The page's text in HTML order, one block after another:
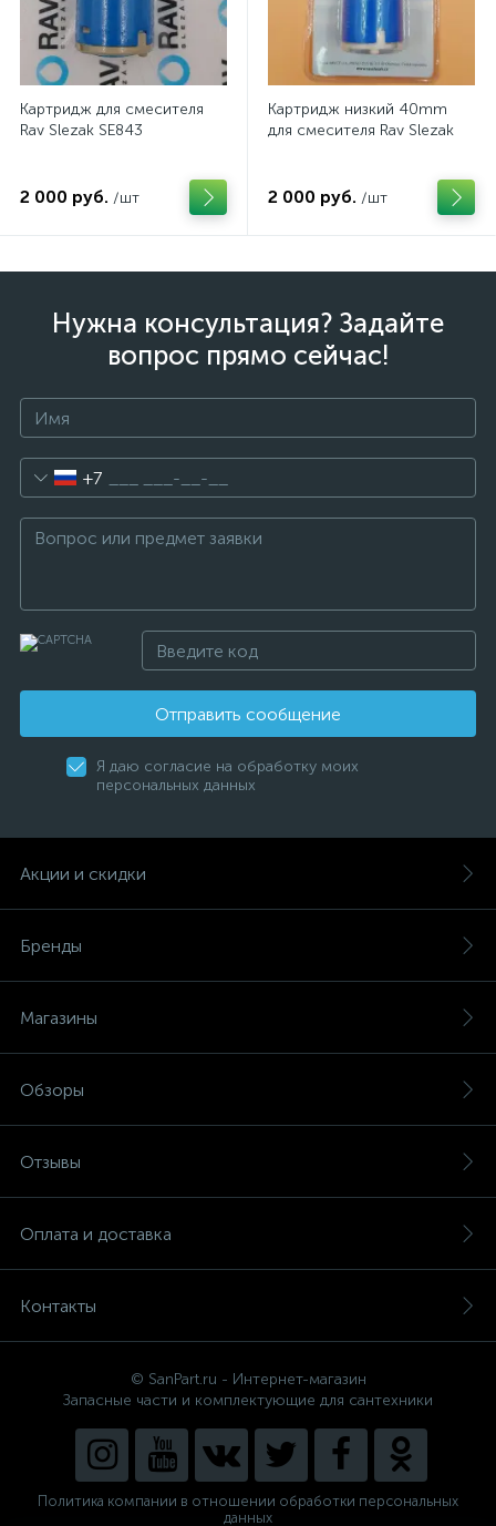
Картридж для смесителя
Rav Slezak SE843
2 000 руб. /шт
Картридж низкий 40mm
для смесителя Rav Slezak
2 000 руб. /шт
Нужна консультация? Задайте
вопрос прямо сейчас!
+7
Отправить сообщение
Я даю согласие на обработку моих
персональных данных
Акции и скидки
Бренды
Магазины
Обзоры
Отзывы
Оплата и доставка
Контакты
© SanPart.ru - Интернет-магазин
Запасные части и комплектующие для сантехники
Политика компании в отношении обработки персональных
данных